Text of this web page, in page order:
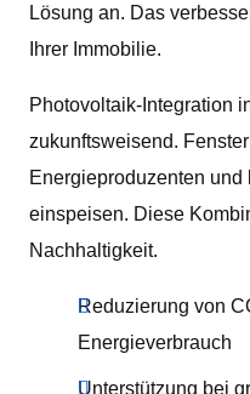
Lösung an. Das
Ihrer Immobilie.
Photovoltaik-Integration
zukunftsweisend.
Energieproduzenten
einspeisen. Diese
Nachhaltigkeit.
Reduzierung von
Energieverbrauch
Unterstützung bei